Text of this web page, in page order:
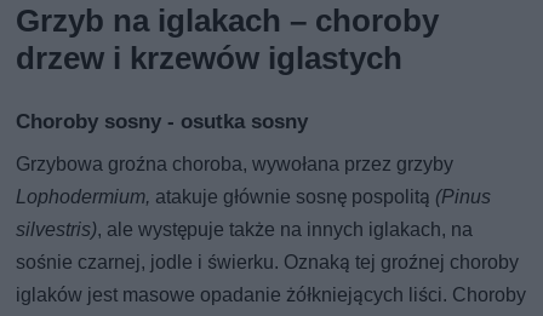
Grzyb na iglakach – choroby
drzew i krzewów iglastych
Choroby sosny - osutka sosny
Grzybowa groźna choroba, wywołana przez grzyby
Lophodermium, atakuje głównie sosnę pospolitą (Pinus
silvestris), ale występuje także na innych iglakach, na
sośnie czarnej, jodle i świerku. Oznaką tej groźnej choroby
iglaków jest masowe opadanie żółkniejących liści. Choroby